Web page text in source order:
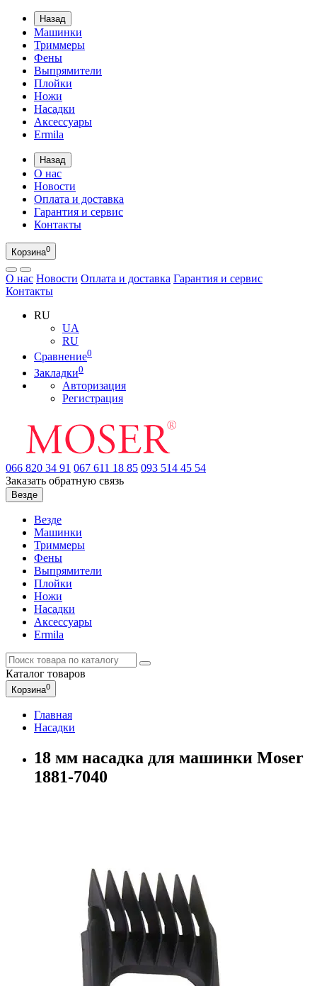
Назад
Машинки
Триммеры
Фены
Выпрямители
Плойки
Ножи
Насадки
Аксессуары
Ermila
Назад
О нас
Новости
Оплата и доставка
Гарантия и сервис
Контакты
Корзина0
О нас Новости Оплата и доставка Гарантия и сервис
Контакты
RU
UA
RU
Сравнение0
Закладки0
Авторизация
Регистрация
066 820 34 91 067 611 18 85 093 514 45 54
Заказать обратную связь
Везде
Везде
Машинки
Триммеры
Фены
Выпрямители
Плойки
Ножи
Насадки
Аксессуары
Ermila
Каталог товаров
Корзина0
Главная
Насадки
18 мм насадка для машинки Moser
1881-7040